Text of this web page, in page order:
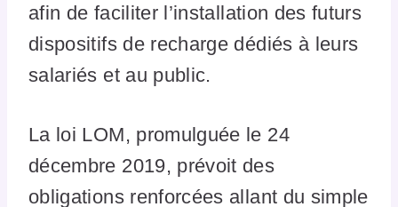
afin de faciliter l’installation des futurs
dispositifs de recharge dédiés à leurs
salariés et au public.
La loi LOM, promulguée le 24
décembre 2019, prévoit des
obligations renforcées allant du simple